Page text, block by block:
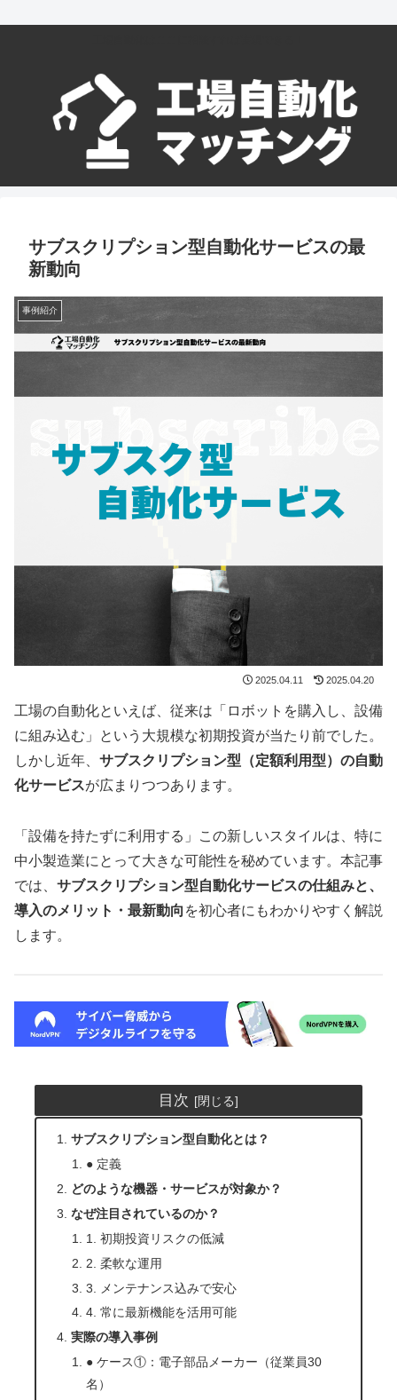
サブスクリプション型自動化サービスの最
新動向
事例紹介
2025.04.11 2025.04.20
工場の自動化といえば、従来は「ロボットを購入し、設備
に組み込む」という大規模な初期投資が当たり前でした。
しかし近年、 サブスクリプション型（定額利用型）の自動
化サービスが広まりつつあります。
「設備を持たずに利用する」この新しいスタイルは、特に
中小製造業にとって大きな可能性を秘めています。本記事
では、 サブスクリプション型自動化サービスの仕組みと、
導入のメリット・最新動向 を初心者にもわかりやすく解説
します。
目次
サブスクリプション型自動化とは？
● 定義
どのような機器・サービスが対象か？
なぜ注目されているのか？
1. 初期投資リスクの低減
2. 柔軟な運用
3. メンテナンス込みで安心
4. 常に最新機能を活用可能
実際の導入事例
● ケース①：電子部品メーカー（従業員30
名）